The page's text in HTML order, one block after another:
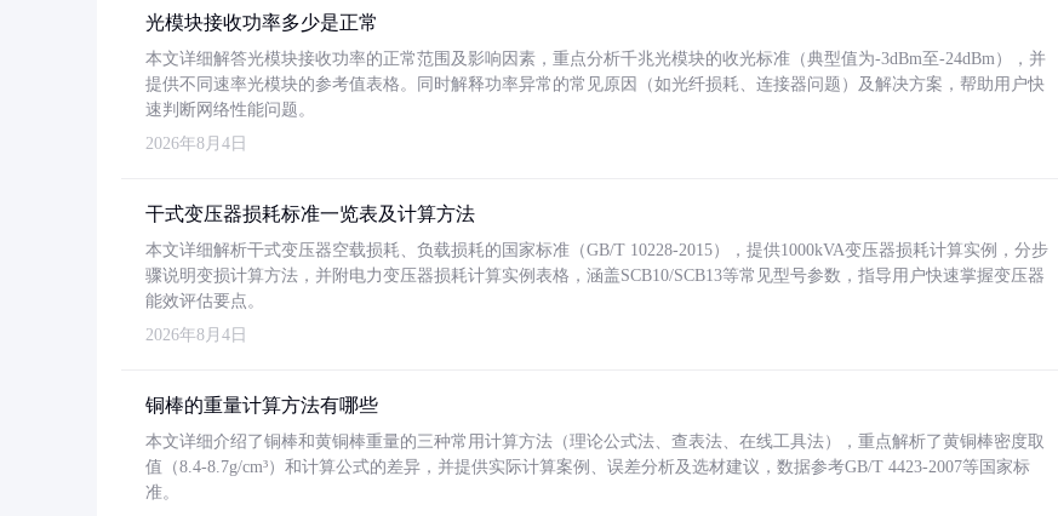
光模块接收功率多少是正常
本文详细解答光模块接收功率的正常范围及影响因素，重点分析千兆光模块的收光标准（典型值为-3dBm至-24dBm），并
提供不同速率光模块的参考值表格。同时解释功率异常的常见原因（如光纤损耗、连接器问题）及解决方案，帮助用户快
速判断网络性能问题。
2026年8月4日
干式变压器损耗标准一览表及计算方法
本文详细解析干式变压器空载损耗、负载损耗的国家标准（GB/T 10228-2015），提供1000kVA变压器损耗计算实例，分步
骤说明变损计算方法，并附电力变压器损耗计算实例表格，涵盖SCB10/SCB13等常见型号参数，指导用户快速掌握变压器
能效评估要点。
2026年8月4日
铜棒的重量计算方法有哪些
本文详细介绍了铜棒和黄铜棒重量的三种常用计算方法（理论公式法、查表法、在线工具法），重点解析了黄铜棒密度取
值（8.4-8.7g/cm³）和计算公式的差异，并提供实际计算案例、误差分析及选材建议，数据参考GB/T 4423-2007等国家标
准。